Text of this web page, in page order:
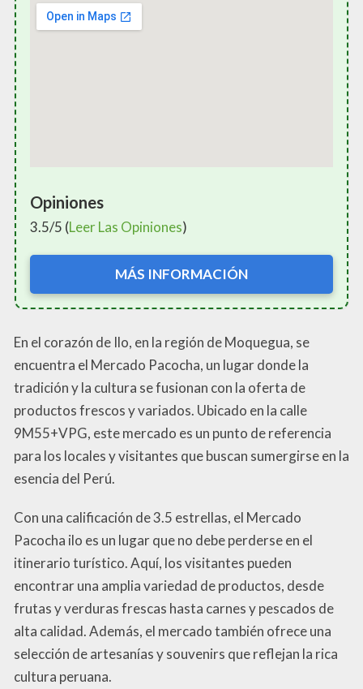
Opiniones
3.5/5 (Leer Las Opiniones)
MÁS INFORMACIÓN
En el corazón de Ilo, en la región de Moquegua, se
encuentra el Mercado Pacocha, un lugar donde la
tradición y la cultura se fusionan con la oferta de
productos frescos y variados. Ubicado en la calle
9M55+VPG, este mercado es un punto de referencia
para los locales y visitantes que buscan sumergirse en la
esencia del Perú.
Con una calificación de 3.5 estrellas, el Mercado
Pacocha ilo es un lugar que no debe perderse en el
itinerario turístico. Aquí, los visitantes pueden
encontrar una amplia variedad de productos, desde
frutas y verduras frescas hasta carnes y pescados de
alta calidad. Además, el mercado también ofrece una
selección de artesanías y souvenirs que reflejan la rica
cultura peruana.